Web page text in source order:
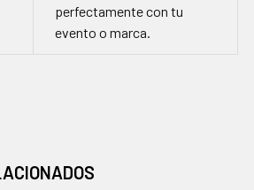
perfectamente con tu
evento o marca.